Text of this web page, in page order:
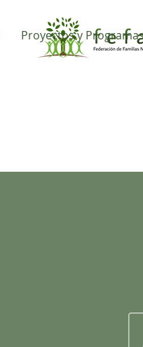
Proyectos y